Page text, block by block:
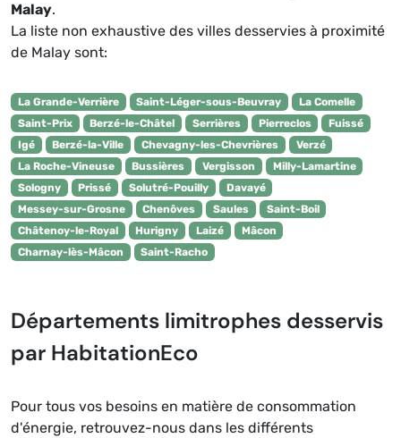
Malay.
La liste non exhaustive des villes desservies à proximité
de Malay sont:
La Grande-Verrière Saint-Léger-sous-Beuvray
La Comelle
Saint-Prix
Berzé-le-Châtel Serrières Pierreclos
Fuissé
Igé
Berzé-la-Ville Chevagny-les-Chevrières
Verzé
La Roche-Vineuse
Bussières Vergisson
Milly-Lamartine
Sologny
Prissé Solutré-Pouilly
Davayé
Messey-sur-Grosne
Chenôves Saules
Saint-Boil
Châtenoy-le-Royal
Hurigny Laizé
Mâcon
Charnay-lès-Mâcon
Saint-Racho
Départements limitrophes desservis
par HabitationEco
Pour tous vos besoins en matière de consommation
d'énergie, retrouvez-nous dans les différents